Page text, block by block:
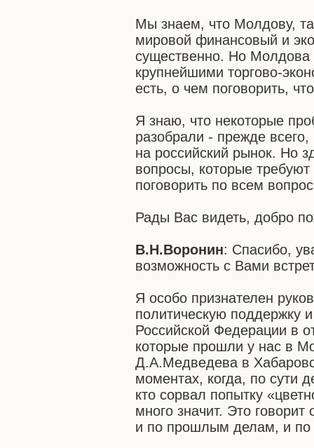
Мы знаем, что Молдову,
мировой финансовый и
существенно. Но Молдова
крупнейшими торгово-
есть, о чем поговорить,
Я знаю, что некоторые
разобрали - прежде
на российский рынок. Но
вопросы, которые
поговорить по всем
Рады Вас видеть, добро
В.Н.Воронин: Спасибо,
возможность с Вами
Я особо признателен
политическую поддержку
Российской Федерации в
которые прошли у нас в
Д.А.Медведева в
моментах, когда, по сути
кто сорвал попытку
много значит. Это
и по прошлым делам, и по